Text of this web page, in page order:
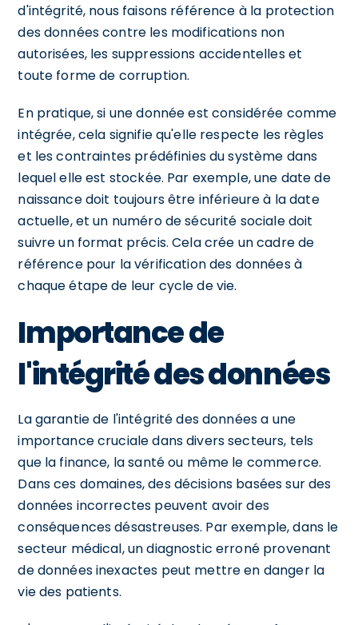
d'intégrité, nous faisons référence à la protection
des données contre les modifications non
autorisées, les suppressions accidentelles et
toute forme de corruption.
En pratique, si une donnée est considérée comme
intégrée, cela signifie qu'elle respecte les règles
et les contraintes prédéfinies du système dans
lequel elle est stockée. Par exemple, une date de
naissance doit toujours être inférieure à la date
actuelle, et un numéro de sécurité sociale doit
suivre un format précis. Cela crée un cadre de
référence pour la vérification des données à
chaque étape de leur cycle de vie.
Importance de
l'intégrité des données
La garantie de l'intégrité des données a une
importance cruciale dans divers secteurs, tels
que la finance, la santé ou même le commerce.
Dans ces domaines, des décisions basées sur des
données incorrectes peuvent avoir des
conséquences désastreuses. Par exemple, dans le
secteur médical, un diagnostic erroné provenant
de données inexactes peut mettre en danger la
vie des patients.